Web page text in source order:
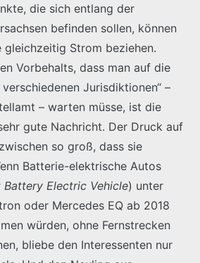
die sich entlang der
befinden sollen, können
gleichzeitig Strom beziehen.
Vorbehalts, dass man auf die
Jurisdiktionen“ –
– warten müsse, ist die
gute Nachricht. Der Druck auf
so groß, dass sie
Batterie-elektrische Autos
Battery Electric Vehicle) unter
oder Mercedes EQ ab 2018
würden, ohne Fernstrecken
bliebe den Interessenten nur